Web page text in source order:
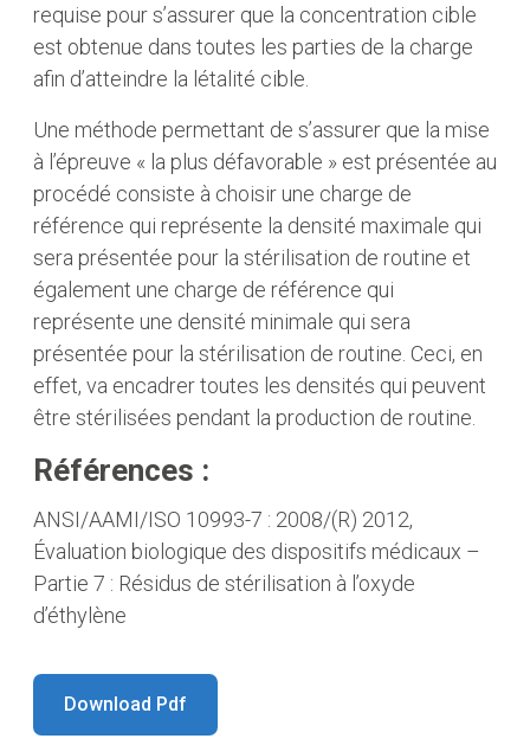
requise pour s’assurer que la concentration cible
est obtenue dans toutes les parties de la charge
afin d’atteindre la létalité cible.
Une méthode permettant de s’assurer que la mise
à l’épreuve « la plus défavorable » est présentée au
procédé consiste à choisir une charge de
référence qui représente la densité maximale qui
sera présentée pour la stérilisation de routine et
également une charge de référence qui
représente une densité minimale qui sera
présentée pour la stérilisation de routine. Ceci, en
effet, va encadrer toutes les densités qui peuvent
être stérilisées pendant la production de routine.
Références :
ANSI/AAMI/ISO 10993-7 : 2008/(R) 2012,
Évaluation biologique des dispositifs médicaux –
Partie 7 : Résidus de stérilisation à l’oxyde
d’éthylène
Download Pdf